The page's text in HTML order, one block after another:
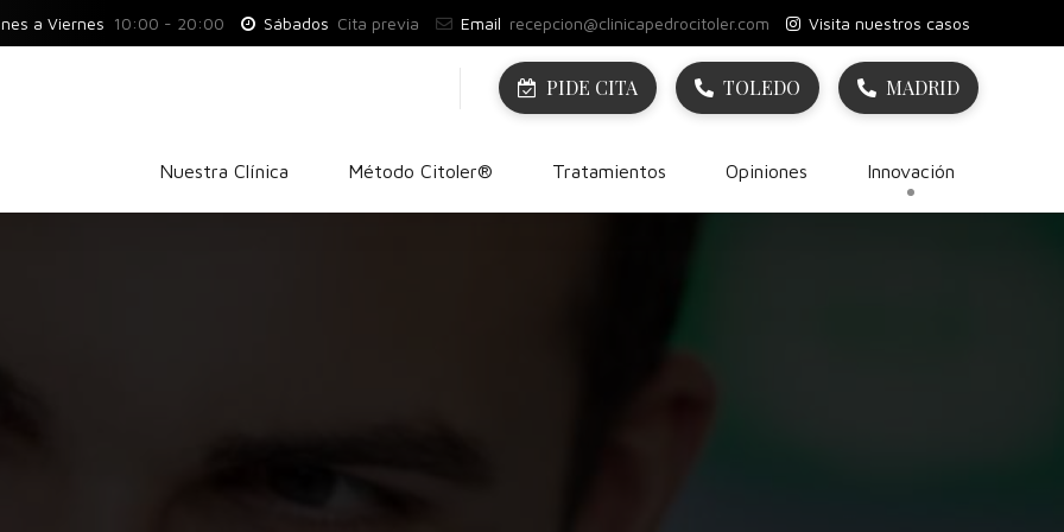
a Viernes 10:00 - 20:00 Sábados Cita previa Email recepcion@clinicapedrocitoler.com Visita nuestros casos
PIDE CITA TOLEDO MADRID
Nuestra Clínica Método Citoler® Tratamientos Opiniones Innovación